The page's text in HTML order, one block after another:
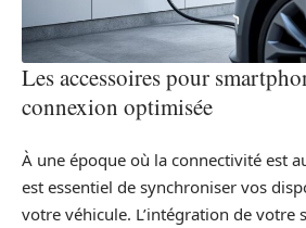
Les accessoires pour
connexion optimisée
À une époque où la connectivité est
est essentiel de synchroniser vos
votre véhicule. L’intégration de votre